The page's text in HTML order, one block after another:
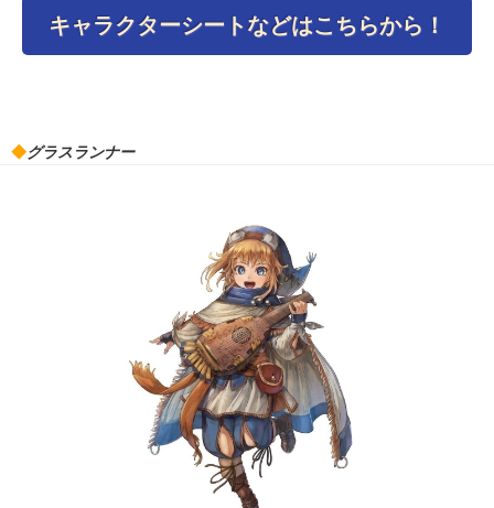
キャラクターシートなどはこちらから！
◆グラスランナー